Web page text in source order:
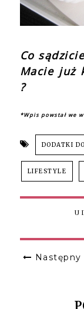
Co
Macie już
?
*Wpis powstał we
DODATKI
LIFESTYLE